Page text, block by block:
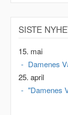
SISTE
15. mai
Damenes
25. april
"Damenes